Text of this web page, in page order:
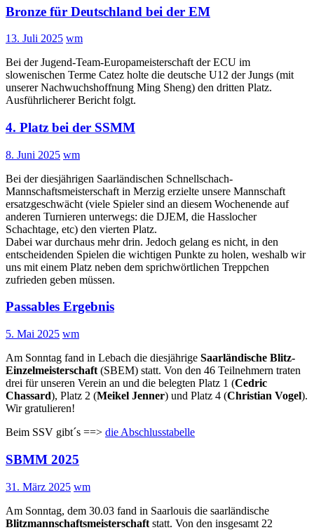
Bronze für Deutschland bei der EM
13. Juli 2025 wm
Bei der Jugend-Team-Europameisterschaft der ECU im
slowenischen Terme Catez holte die deutsche U12 der Jungs (mit
unserer Nachwuchshoffnung Ming Sheng) den dritten Platz.
Ausführlicherer Bericht folgt.
4. Platz bei der SSMM
8. Juni 2025 wm
Bei der diesjährigen Saarländischen Schnellschach-
Mannschaftsmeisterschaft in Merzig erzielte unsere Mannschaft
ersatzgeschwächt (viele Spieler sind an diesem Wochenende auf
anderen Turnieren unterwegs: die DJEM, die Hasslocher
Schachtage, etc) den vierten Platz.
Dabei war durchaus mehr drin. Jedoch gelang es nicht, in den
entscheidenden Spielen die wichtigen Punkte zu holen, weshalb wir
uns mit einem Platz neben dem sprichwörtlichen Treppchen
zufrieden geben müssen.
Passables Ergebnis
5. Mai 2025 wm
Am Sonntag fand in Lebach die diesjährige Saarländische Blitz-
Einzelmeisterschaft (SBEM) statt. Von den 46 Teilnehmern traten
drei für unseren Verein an und die belegten Platz 1 (Cedric
Chassard), Platz 2 (Meikel Jenner) und Platz 4 (Christian Vogel).
Wir gratulieren!
Beim SSV gibt´s ==> die Abschlusstabelle
SBMM 2025
31. März 2025 wm
Am Sonntag, dem 30.03 fand in Saarlouis die saarländische
Blitzmannschaftsmeisterschaft statt. Von den insgesamt 22